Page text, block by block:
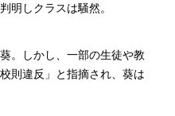
明しクラスは騒然。
。しかし、一部の生徒や教
則違反」と指摘され、葵は